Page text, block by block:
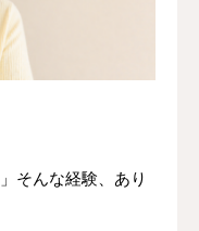
」そんな経験、あり
Español 한국어